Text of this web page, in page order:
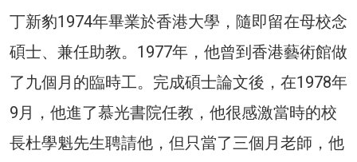
丁新豹1974年畢業於香港大學，隨即留在母校念
碩士、兼任助教。1977年，他曾到香港藝術館做
了九個月的臨時工。完成碩士論文後，在1978年
9月，他進了慕光書院任教，他很感激當時的校
長杜學魁先生聘請他，但只當了三個月老師，他